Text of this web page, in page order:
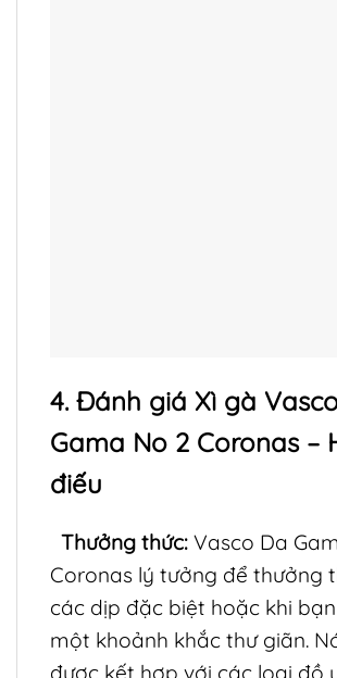
4. Đánh giá Xì gà
Gama No 2 Coronas –
điếu
Thưởng thức: Vasco Da
Coronas lý tưởng để thưởng
các dịp đặc biệt hoặc khi
một khoảnh khắc thư giãn.